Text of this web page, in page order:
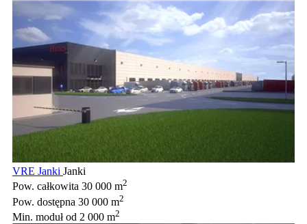
VRE Janki Janki
Pow. całkowita 30 000 m2
Pow. dostępna 30 000 m2
Min. modułod 2 000 m2